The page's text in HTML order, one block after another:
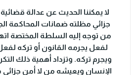
لا يمكننا الحديث عن عدالة
جزائي مظلته ضمانات المحاكمة
من توجه إليه السلطة المختصة
لفعل يجرمه القانون أو تركه
ويجرم تركه. وتزداد أهمية ذلك
الإنسان ويعيشه من لا أمن جزائي